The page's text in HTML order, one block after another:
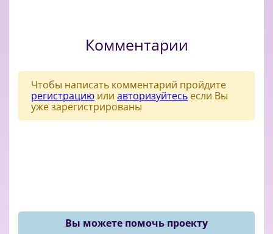
Комментарии
Чтобы написать комментарий пройдите
регистрацию или авторизуйтесь если Вы
уже зарегистрированы
Вы можете помочь проекту